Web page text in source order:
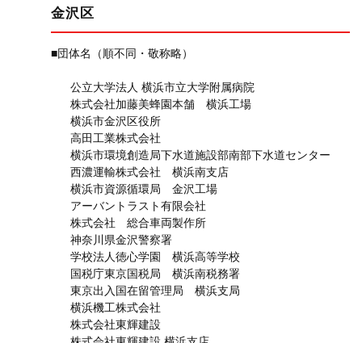
金沢区
■団体名（順不同・敬称略）
公立大学法人 横浜市立大学附属病院
株式会社加藤美蜂園本舗 横浜工場
横浜市金沢区役所
高田工業株式会社
横浜市環境創造局下水道施設部南部下水道センター
西濃運輸株式会社 横浜南支店
横浜市資源循環局 金沢工場
アーバントラスト有限会社
株式会社 総合車両製作所
神奈川県金沢警察署
学校法人徳心学園 横浜高等学校
国税庁東京国税局 横浜南税務署
東京出入国在留管理局 横浜支局
横浜機工株式会社
株式会社東輝建設